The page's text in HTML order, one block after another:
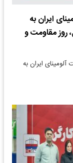
ایران به
روز مقاومت و
ایران به